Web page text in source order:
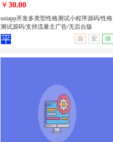
无演示
uniapp开发多类型性格测试小程序源码/
性格测试源码/支持流量主广告/无后台
￥30.00
uniapp开发多类型性格测试小程序源码/性格
测试源码/支持流量主广告/无后台版
自
安 保